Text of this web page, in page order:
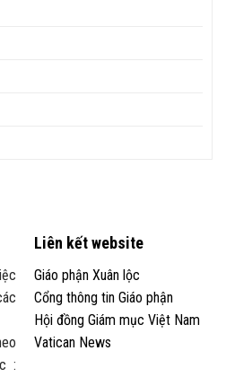
:
Liên kết website
Giáo phận Xuân lộc
Cổng thông tin Giáo phận
Hội đồng Giám mục Việt Nam
Vatican News